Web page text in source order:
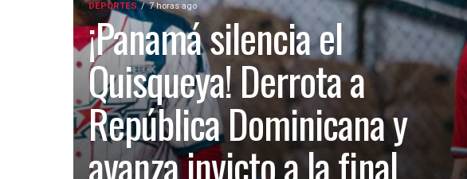
DEPORTES 7 horas ago
¡Panamá silencia el
Quisqueya! Derrota a
República Dominicana y
avanza invicto a la final